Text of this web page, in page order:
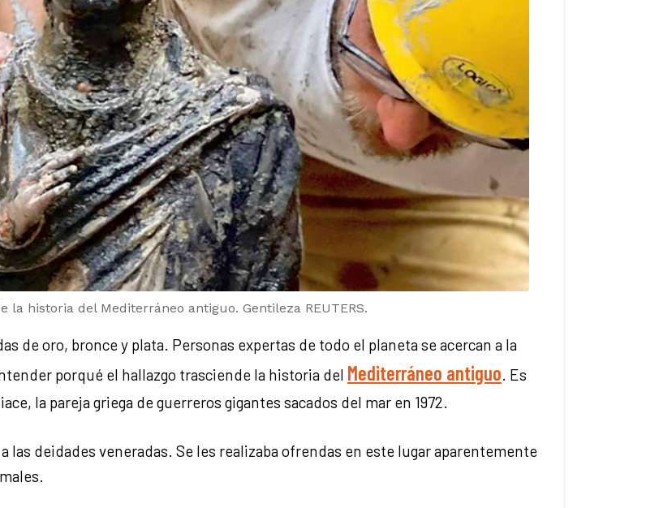
historia del Mediterráneo antiguo. Gentileza REUTERS.
de oro, bronce y plata. Personas expertas de todo el planeta se acercan a la
porqué el hallazgo trasciende la historia del Mediterráneo antiguo. Es
la pareja griega de guerreros gigantes sacados del mar en 1972.
las deidades veneradas. Se les realizaba ofrendas en este lugar aparentemente